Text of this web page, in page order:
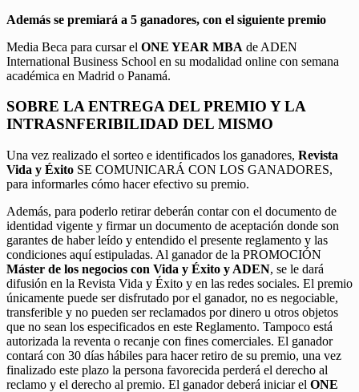
Además se premiará a 5 ganadores, con el siguiente premio
Media Beca para cursar el ONE YEAR MBA de ADEN
International Business School en su modalidad online con semana
académica en Madrid o Panamá.
SOBRE LA ENTREGA DEL PREMIO Y LA
INTRASNFERIBILIDAD DEL MISMO
Una vez realizado el sorteo e identificados los ganadores, Revista
Vida y Éxito SE COMUNICARÁ CON LOS GANADORES,
para informarles cómo hacer efectivo su premio.
Además, para poderlo retirar deberán contar con el documento de
identidad vigente y firmar un documento de aceptación donde son
garantes de haber leído y entendido el presente reglamento y las
condiciones aquí estipuladas. Al ganador de la PROMOCIÓN
Máster de los negocios con Vida y Éxito y ADEN, se le dará
difusión en la Revista Vida y Éxito y en las redes sociales. El premio
únicamente puede ser disfrutado por el ganador, no es negociable,
transferible y no pueden ser reclamados por dinero u otros objetos
que no sean los especificados en este Reglamento. Tampoco está
autorizada la reventa o recanje con fines comerciales. El ganador
contará con 30 días hábiles para hacer retiro de su premio, una vez
finalizado este plazo la persona favorecida perderá el derecho al
reclamo y el derecho al premio. El ganador deberá iniciar el ONE